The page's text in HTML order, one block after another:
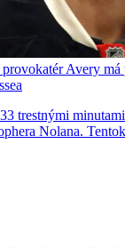
Avery
trestnými
Nolana.